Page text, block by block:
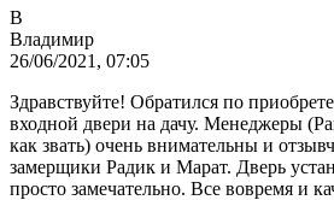
В
Владимир
26/06/2021, 07:05
Здравствуйте! Обратился по
входной двери на дачу. Менеджеры
как звать) очень внимательны и
замерщики Радик и Марат. Дверь
просто замечательно. Все вовремя и